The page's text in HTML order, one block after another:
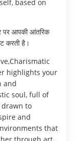
based on
पर आपकी आंतरिक
करती है।
highlights your
and
soul, full of
drawn to
and
that